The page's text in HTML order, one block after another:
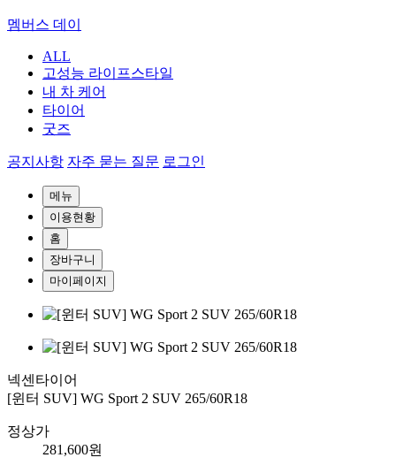
멤버스 데이
ALL
고성능 라이프스타일
내 차 케어
타이어
굿즈
공지사항 자주 묻는 질문 로그인
메뉴
이용현황
홈
장바구니
마이페이지
넥센타이어
[윈터 SUV] WG Sport 2 SUV 265/60R18
정상가
281,600원